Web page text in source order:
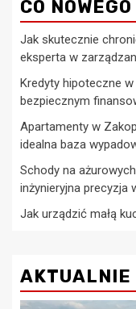
CO NOWEGO
Jak skutecznie
eksperta w
Kredyty hipoteczne
bezpiecznym
Apartamenty w
idealna baza
Schody na
inżynieryjna precyzja
Jak urządzić małą
AKTUALNIE